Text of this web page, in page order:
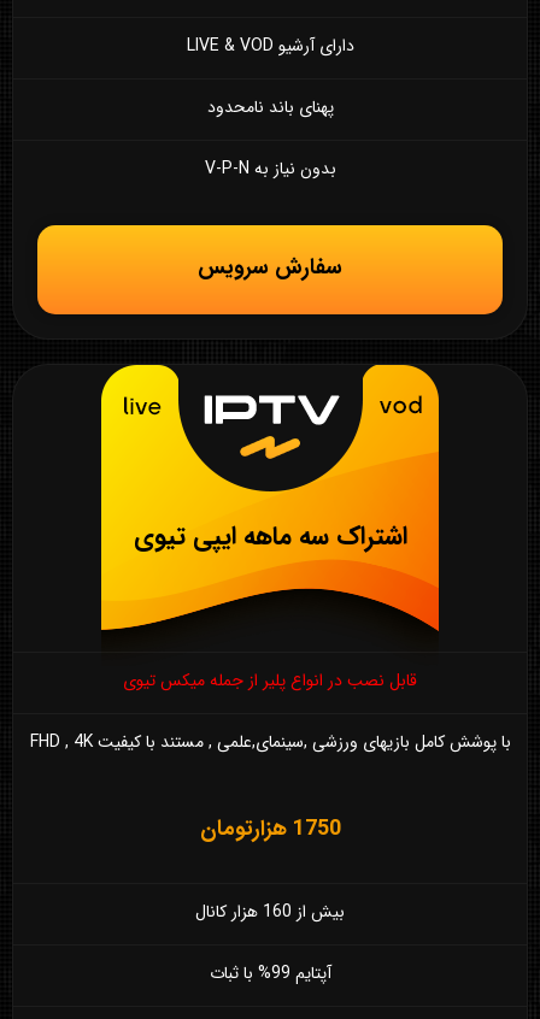
دارای آرشیو LIVE & VOD
پهنای باند نامحدود
بدون نیاز به V-P-N
سفارش سرویس
اشتراک سه ماهه ایپی تیوی
قابل نصب در انواع پلیر از جمله میکس تیوی
با پوشش کامل بازیهای ورزشی ,سینمای,علمی , مستند با کیفیت FHD , 4K
1750 هزارتومان
بیش از 160 هزار کانال
آپتایم 99% با ثبات